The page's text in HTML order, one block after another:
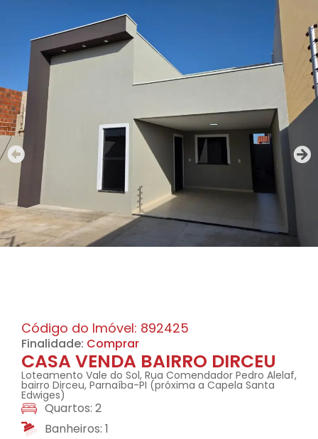
Código do Imóvel: 892425
Finalidade: Comprar
CASA VENDA BAIRRO DIRCEU
Loteamento Vale do Sol, Rua Comendador Pedro Alelaf,
bairro Dirceu, Parnaíba-PI (próxima a Capela Santa
Edwiges)
Quartos: 2
Banheiros: 1